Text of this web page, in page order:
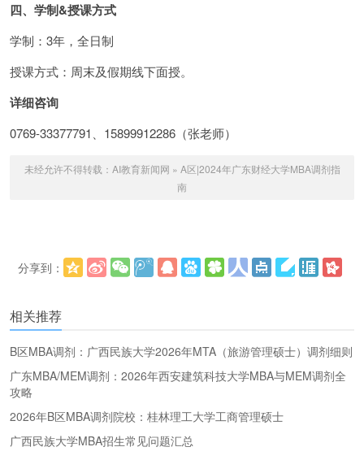
四、学制&授课方式
学制：3年，全日制
授课方式：周末及假期线下面授。
详细咨询
0769-33377791、15899912286（张老师）
未经允许不得转载： AI教育新闻网 » A区|2024年广东财经大学MBA调剂指
南
分享到：
相关推荐
B区MBA调剂：广西民族大学2026年MTA（旅游管理硕士）调剂细则
广东MBA/MEM调剂：2026年西安建筑科技大学MBA与MEM调剂全
攻略
2026年B区MBA调剂院校：桂林理工大学工商管理硕士
广西民族大学MBA招生常见问题汇总